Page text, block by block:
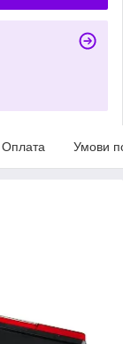
Оплата Умови